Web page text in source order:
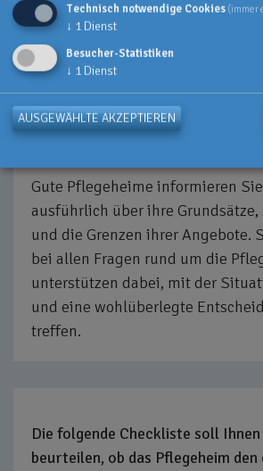
ausgewählte Heim besichtigen.
einen Termin, um Fragen zu
einen Eindruck vor Ort zu
können Sie sehen, ob es Ihnen
sich dort wohl und zu Hause
WAS EIN GUTES PFLEGEHEIM
Gute Pflegeheime informieren
ausführlich über ihre
und die Grenzen ihrer Angebote.
bei allen Fragen rund um die
unterstützen dabei, mit der
und eine wohlüberlegte
treffen.
Die folgende Checkliste soll
beurteilen, ob das Pflegeheim den
Technisch notwendige Cookies (immer
↓ 1 Dienst
Besucher-Statistiken
↓ 1 Dienst
AUSGEWÄHLTE AKZEPTIEREN